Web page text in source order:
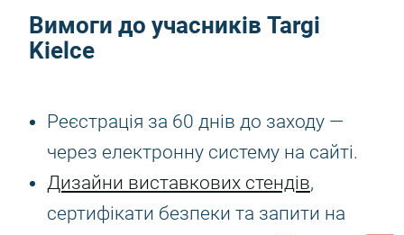
Вимоги до учасників Targi
Kielce
Реєстрація за 60 днів до заходу —
через електронну систему на сайті.
Дизайни виставкових стендів,
сертифікати безпеки та запити на